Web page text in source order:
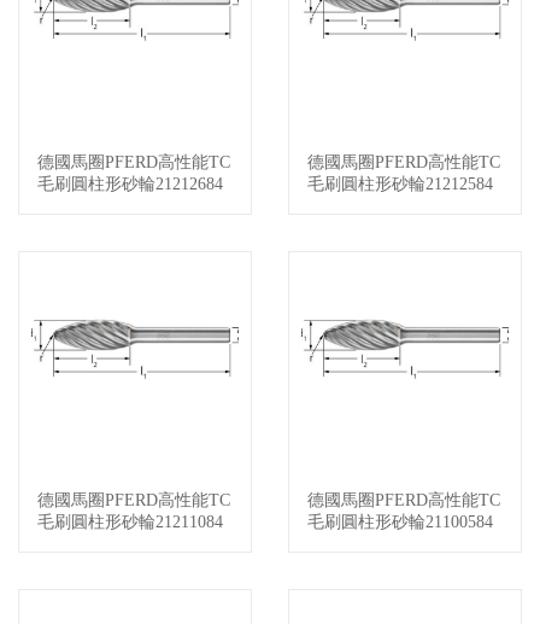
查看詳情
德國馬圈PFERD高性能TC
毛刷圓柱形砂輪21212684
查看詳情
德國馬圈PFERD高性能TC
毛刷圓柱形砂輪21212584
查看詳情
德國馬圈PFERD高性能TC
毛刷圓柱形砂輪21211084
查看詳情
德國馬圈PFERD高性能TC
毛刷圓柱形砂輪21100584